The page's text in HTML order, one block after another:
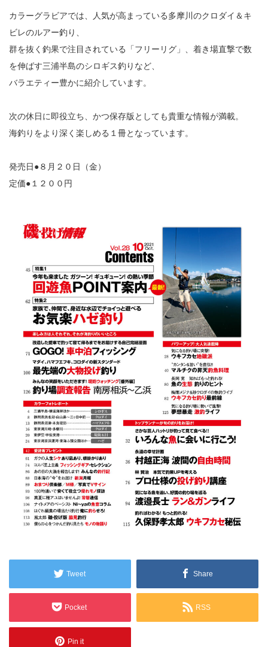
カラーグラビアでは、人気が高まっている多摩川のクロダイ＆キ
ビレのルアー釣り、
群を抜く釣果で注目されている「フリーリグ」、着き場直撃で数
を伸ばす三浦半島のシロギス釣りなど、
バラエティー豊かに紹介しています。
次の休日に即役立ち、かつ保存版としても貴重な情報が満載。
海釣りをより深く楽しめる１冊となっています。
発売日●８月２０日（金）
定価●１２００円
Tweet Share
Pocket RSS
Pin it